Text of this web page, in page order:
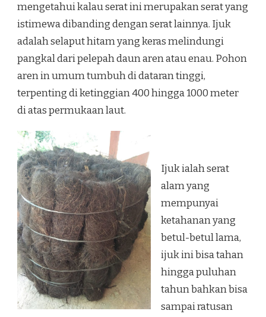
mengetahui kalau serat ini merupakan serat yang
istimewa dibanding dengan serat lainnya. Ijuk
adalah selaput hitam yang keras melindungi
pangkal dari pelepah daun aren atau enau. Pohon
aren in umum tumbuh di dataran tinggi,
terpenting di ketinggian 400 hingga 1000 meter
di atas permukaan laut.
Ijuk ialah serat
alam yang
mempunyai
ketahanan yang
betul-betul lama,
ijuk ini bisa tahan
hingga puluhan
tahun bahkan bisa
sampai ratusan